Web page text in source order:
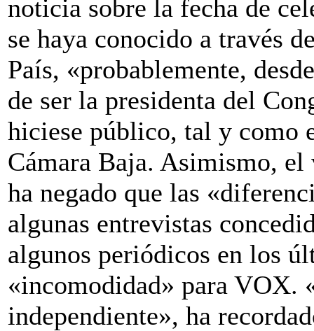
noticia sobre la fecha de
se haya conocido a través
País, «probablemente,
de ser la presidenta del
hiciese público, tal y como
Cámara Baja. Asimismo,
ha negado que las
algunas entrevistas
algunos periódicos en los
«incomodidad» para VOX.
independiente», ha